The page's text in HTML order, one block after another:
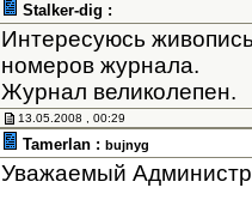
Stalker-dig :
Интересуюсь
номеров журнала.
Журнал великолепен.
13.05.2008 , 00:29
Tamerlan : bujnyg
Уважаемый